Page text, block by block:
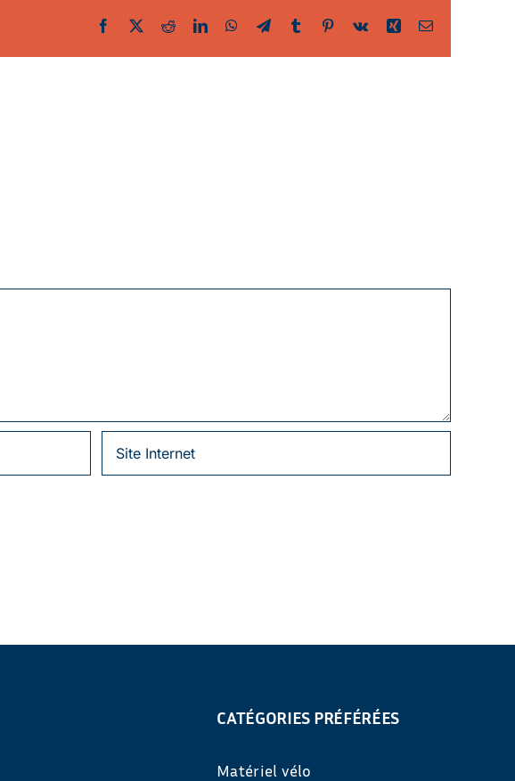
Facebook
TwitterRedditLinkedInWhatsApp
TelegramTumblr Pinterest
Vk Xing Email
CATÉGORIES PRÉFÉRÉES
Matériel vélo